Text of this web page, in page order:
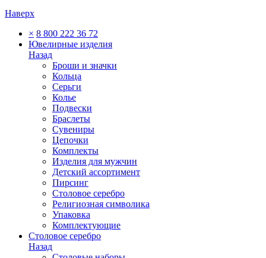
Наверх
× 8 800 222 36 72
Ювелирные изделия
Назад
Броши и значки
Кольца
Серьги
Колье
Подвески
Браслеты
Сувениры
Цепочки
Комплекты
Изделия для мужчин
Детский ассортимент
Пирсинг
Столовое серебро
Религиозная символика
Упаковка
Комплектующие
Столовое серебро
Назад